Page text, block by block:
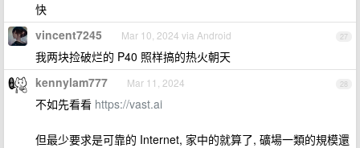
快
27
vincent7245 Mar 10, 2024 via Android
我两块捡破烂的 P40 照样搞的热火朝天
28
kennylam777 Mar 11, 2024
不如先看看 https://vast.ai
但最少要求是可靠的 Internet, 家中的就算了, 礦場一類的規模還